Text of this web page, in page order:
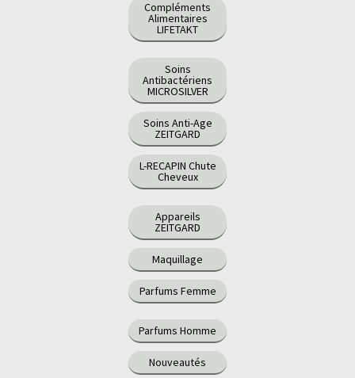
Compléments
Alimentaires
LIFETAKT
Soins
Antibactériens
MICROSILVER
Soins Anti-Age
ZEITGARD
L-RECAPIN Chute
Cheveux
Appareils
ZEITGARD
Maquillage
Parfums Femme
Parfums Homme
Nouveautés